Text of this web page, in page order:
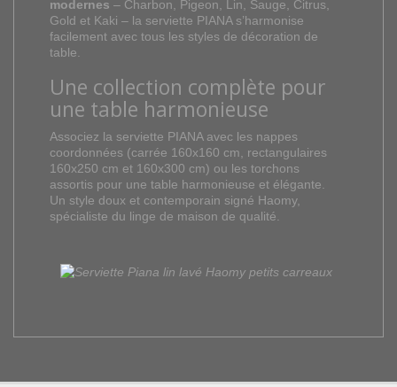
modernes – Charbon, Pigeon, Lin, Sauge, Citrus,
Gold et Kaki – la serviette PIANA s’harmonise
facilement avec tous les styles de décoration de
table.
Une collection complète pour
une table harmonieuse
Associez la serviette PIANA avec les nappes
coordonnées (carrée 160x160 cm, rectangulaires
160x250 cm et 160x300 cm) ou les torchons
assortis pour une table harmonieuse et élégante.
Un style doux et contemporain signé Haomy,
spécialiste du linge de maison de qualité.